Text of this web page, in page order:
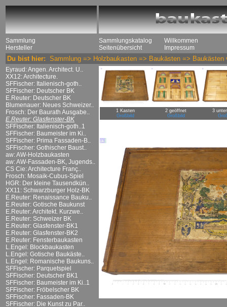
Sammlung
Hersteller
Sammlungskatalog
Seitenübersicht
Willkommen
Impressum
Du bist hier: Sammlung => Holzbaukasten => Baukästen => Baukästen
Eyraud: Angen. Architect. U..
XX12: Architecture.
SFFischer: Italienisch-goth..
SFFischer: Deutscher BK
E.Reuter: Deutscher BK
Blumenauer: Neues Schweizer..
Frosch: Der Baurath Ausgabe..
E.Reuter: Glasfenster-BK
SFFischer: Italienisch-goth..1
SFFischer: Baumeister im Ki..
SFFischer: Prima Fassaden-B..
SFFischer: Gothischer Baust..
aw: AW-Holzbaukasten
aw: AW-Fassaden-BK, Jugends..
CS Cie: Architecture Franç..
Frosch: Mosaik-Cubus-Spiel
HGR: Der kleine Tausendkün..
XX11: Schwarzburger Holz-BK
E.Reuter: Renaissance Bauku..
E.Reuter: Gotische Baukunst
E.Reuter: Architekt. Kurzwe..
E.Reuter: Schweizer BK
E.Reuter: Glasfenster-BK1
E.Reuter: Glasfenster-BK2
E.Reuter: Fensterbaukasten
L.Engel: Blockbaukasten
L.Engel: Gotische Baukäste..
L.Engel: Romanische Baukuns..
SFFischer: Parquetspiel
SFFischer: Deutscher BK1
SFFischer: Baumeister im Ki..1
SFFischer: Fröbelscher BK
SFFischer: Fassaden-BK
SFFischer: Die Kunst zu Par..
1 Kasten
Großbild
2 geöffnet
Großbild
3